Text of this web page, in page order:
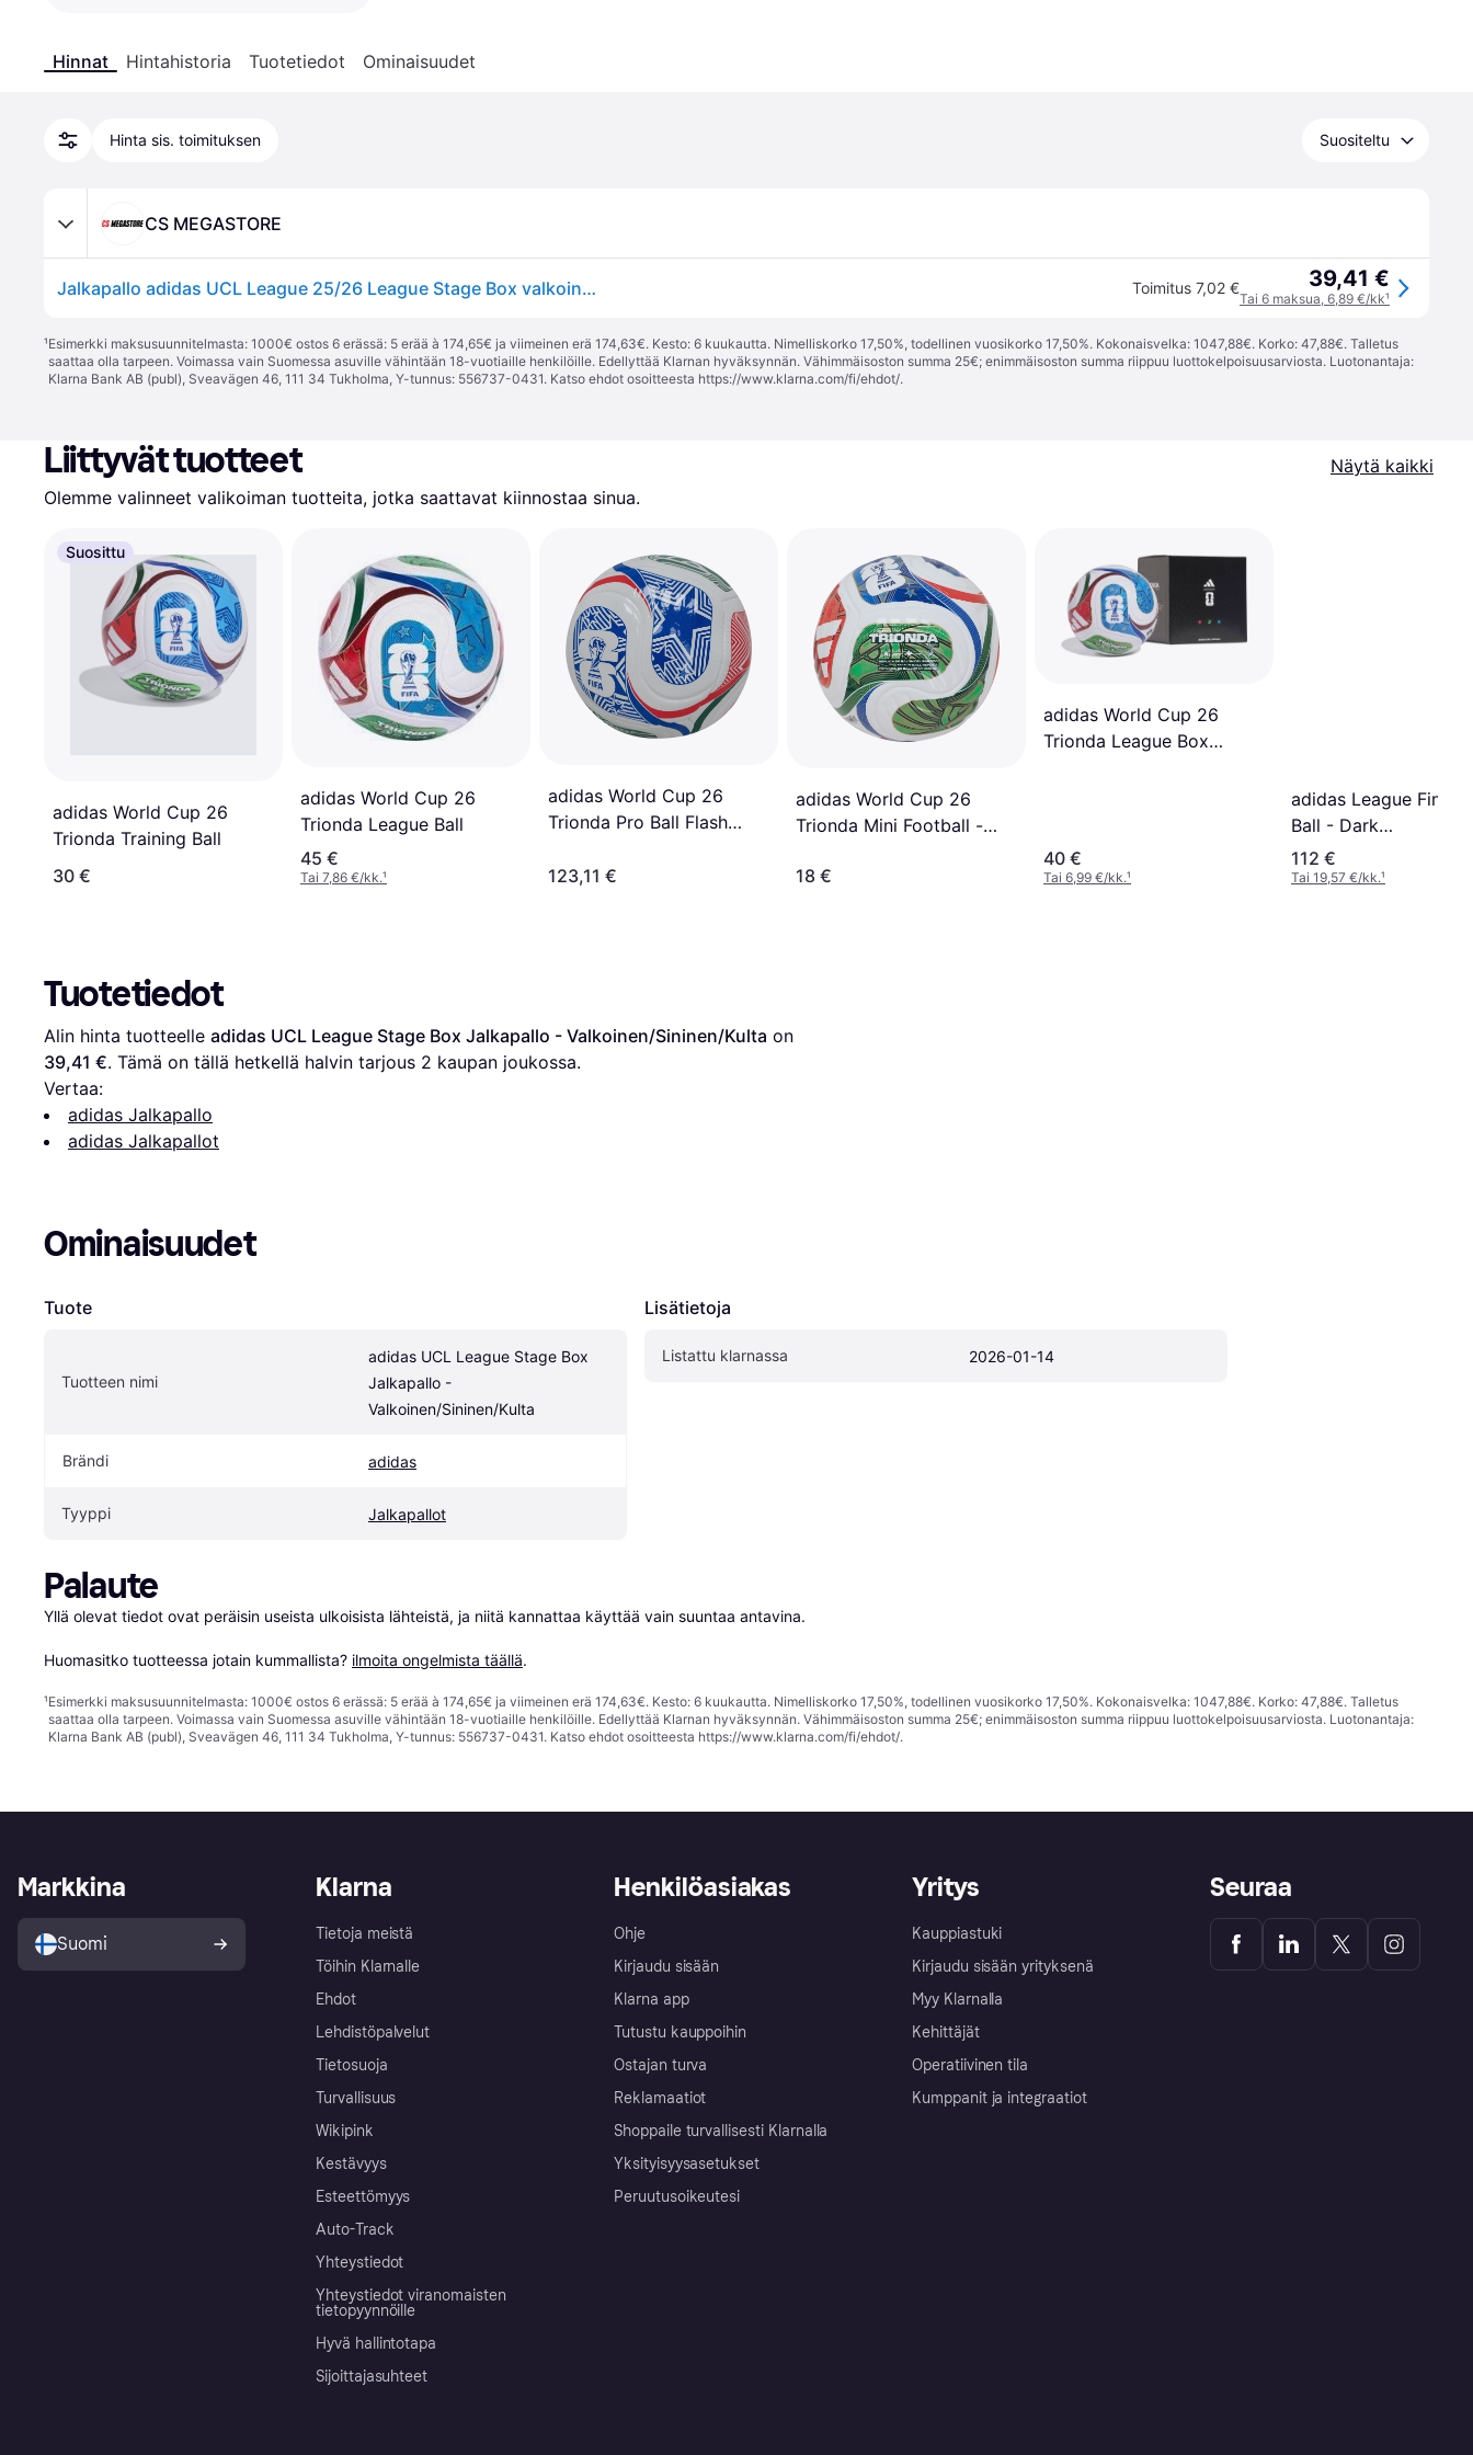
Hinnat Hintahistoria Tuotetiedot Ominaisuudet
Hinta sis. toimituksen Suositeltu
CS MEGASTORE
Jalkapallo adidas UCL League 25/26 League Stage Box valkoinen ja sininen-kulta JP1548 (5) Toimitus 7,02 € 39,41 €
Tai 6 maksua, 6,89 €/kk¹
¹Esimerkki maksusuunnitelmasta: 1000€ ostos 6 erässä: 5 erää à 174,65€ ja viimeinen erä 174,63€. Kesto: 6 kuukautta. Nimelliskorko 17,50%, todellinen vuosikorko 17,50%. Kokonaisvelka: 1047,88€. Korko: 47,88€. Talletus
saattaa olla tarpeen. Voimassa vain Suomessa asuville vähintään 18-vuotiaille henkilöille. Edellyttää Klarnan hyväksynnän. Vähimmäisoston summa 25€; enimmäisoston summa riippuu luottokelpoisuusarviosta. Luotonantaja:
Klarna Bank AB (publ), Sveavägen 46, 111 34 Tukholma, Y-tunnus: 556737-0431. Katso ehdot osoitteesta https://www.klarna.com/fi/ehdot/.
Liittyvät tuotteet
Näytä kaikki
Olemme valinneet valikoiman tuotteita, jotka saattavat kiinnostaa sinua.
Suosittu
adidas World Cup 26
Trionda Training Ball
30 €
adidas World Cup 26
Trionda League Ball
45 €
Tai 7,86 €/kk.¹
adidas World Cup 26
Trionda Pro Ball Flash
123,11 €
adidas World Cup 26
Trionda Mini Football -
18 €
adidas World Cup 26
Trionda League Box
40 €
Tai 6,99 €/kk.¹
adidas League Final
Ball - Dark
Purple/White/Solar
112 €
Tai 19,57 €/kk.¹
Tuotetiedot
Alin hinta tuotteelle adidas UCL League Stage Box Jalkapallo - Valkoinen/Sininen/Kulta
39,41 €. Tämä on tällä hetkellä halvin tarjous 2 kaupan joukossa.
Vertaa:
adidas Jalkapallo
adidas Jalkapallot
Ominaisuudet
Tuote
Tuotteen nimi
adidas UCL League Stage Box
Jalkapallo -
Valkoinen/Sininen/Kulta
Brändi adidas
Tyyppi Jalkapallot
Lisätietoja
Listattu klarnassa 2026-01-14
Palaute
Yllä olevat tiedot ovat peräisin useista ulkoisista lähteistä, ja niitä kannattaa käyttää vain suuntaa antavina.
Huomasitko tuotteessa jotain kummallista? ilmoita ongelmista täällä.
¹Esimerkki maksusuunnitelmasta: 1000€ ostos 6 erässä: 5 erää à 174,65€ ja viimeinen erä 174,63€. Kesto: 6 kuukautta. Nimelliskorko 17,50%, todellinen vuosikorko 17,50%. Kokonaisvelka: 1047,88€. Korko: 47,88€. Talletus
saattaa olla tarpeen. Voimassa vain Suomessa asuville vähintään 18-vuotiaille henkilöille. Edellyttää Klarnan hyväksynnän. Vähimmäisoston summa 25€; enimmäisoston summa riippuu luottokelpoisuusarviosta. Luotonantaja:
Klarna Bank AB (publ), Sveavägen 46, 111 34 Tukholma, Y-tunnus: 556737-0431. Katso ehdot osoitteesta https://www.klarna.com/fi/ehdot/.
Klarna
Tietoja meistä
Töihin Klarnalle
Ehdot
Lehdistöpalvelut
Tietosuoja
Turvallisuus
Wikipink
Kestävyys
Esteettömyys
Auto-Track
Yhteystiedot
Yhteystiedot viranomaisten
tietopyynnöille
Hyvä hallintotapa
Sijoittajasuhteet
Henkilöasiakas
Ohje
Kirjaudu sisään
Klarna app
Tutustu kauppoihin
Ostajan turva
Reklamaatiot
Shoppaile turvallisesti Klarnalla
Yksityisyysasetukset
Peruutusoikeutesi
Yritys
Kauppiastuki
Kirjaudu sisään yrityksenä
Myy Klarnalla
Kehittäjät
Operatiivinen tila
Kumppanit ja integraatiot
Markkina
Suomi
Seuraa